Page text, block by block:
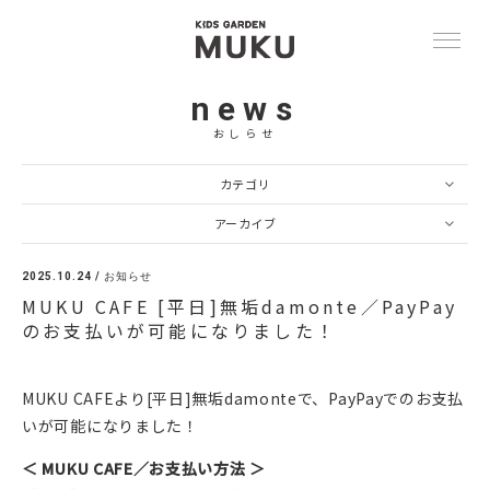
news
おしらせ
2025.10.24 / お知らせ
MUKU CAFE [平日]無垢damonte／PayPay
のお支払いが可能になりました！
MUKU CAFEより[平日]無垢damonteで、PayPayでのお支払
いが可能になりました！
＜ MUKU CAFE／お支払い方法 ＞
カテゴリ
アーカイブ